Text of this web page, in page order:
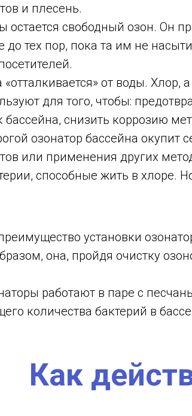
и плесень.
остается свободный озон. Он
до тех пор, пока та им не
«отталкивается» от воды.
для того, чтобы:
бассейна, снизить коррозию
озонатор бассейна окупит
или применения других
способные жить в хлоре.
установки
она, пройдя очистку
работают в паре с
количества бактерий в
Как